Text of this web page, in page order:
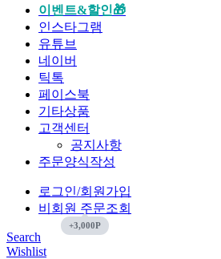
이벤트&할인🎁
인스타그램
유튜브
네이버
틱톡
페이스북
기타상품
고객센터
공지사항
주문양식작성
로그인/회원가입
비회원 주문조회
Search
Wishlist